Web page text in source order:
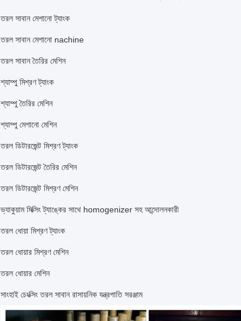
তরল সাবান মেশানো ট্যাংক
তরল সাবান মেশানো nachine
তরল সাবান তৈরির মেশিন
শ্যাম্পু মিশ্রণ ট্যাংক
শ্যাম্পু তৈরির মেশিন
শ্যাম্পু মেশানো মেশিন
তরল ডিটারজেন্ট মিশ্রণ ট্যাংক
তরল ডিটারজেন্ট তৈরির মেশিন
তরল ডিটারজেন্ট মিশ্রণ মেশিন
ভ্যাকুয়াম মিক্সিং ট্যাঙ্কের সাথে homogenizer সহ আন্দোলনকারী
তরল ধোয়া মিশ্রণ ট্যাংক
তরল ধোয়ার মিশ্রণ মেশিন
তরল ধোয়ার মেশিন
সাংহাই চেংক্সিং তরল সাবান রাসায়নিক যন্ত্রপাতি সরঞ্জাম